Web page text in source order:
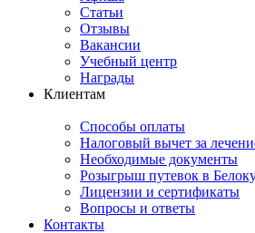
Статьи
Отзывы
Вакансии
Учебный центр
Награды
Клиентам
Способы оплаты
Налоговый вычет за
Необходимые документы
Розыгрыш путевок в
Лицензии и сертификаты
Вопросы и ответы
Контакты